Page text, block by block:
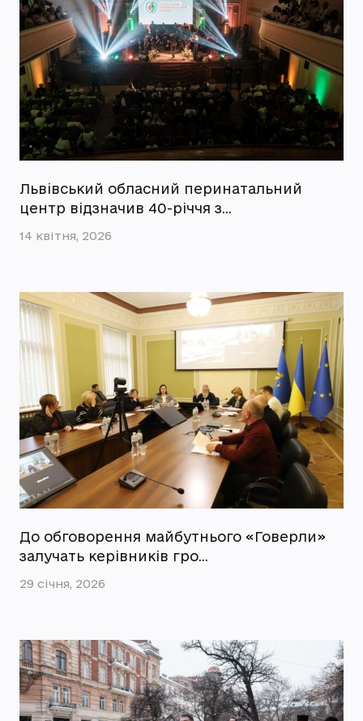
Львівський обласний перинатальний
центр відзначив 40-річчя з…
14 квітня, 2026
До обговорення майбутнього «Говерли»
залучать керівників гро…
29 січня, 2026